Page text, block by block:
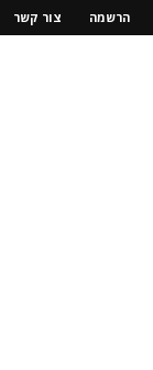
הרשמה צור קשר